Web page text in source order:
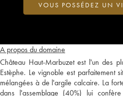
A propos du domaine
Château Haut-Marbuzet est l'un des
Estèphe. Le vignoble est parfaitement
mélangées à de l'argile calcaire. La
dans l'assemblage (40%) lui
VOUS POSSÉDEZ UN